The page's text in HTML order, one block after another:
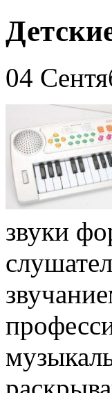
04
звуки